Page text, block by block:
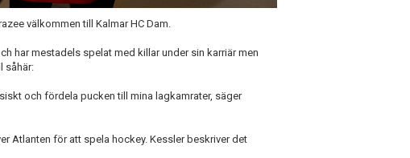
välkommen till Kalmar HC Dam.
har mestadels spelat med killar under sin karriär men
såhär:
och fördela pucken till mina lagkamrater, säger
Atlanten för att spela hockey. Kessler beskriver det